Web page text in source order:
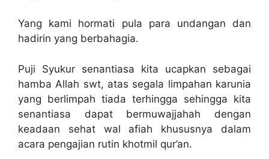
Yang kami hormati pula para undangan dan
hadirin yang berbahagia.
Puji Syukur senantiasa kita ucapkan sebagai
hamba Allah swt, atas segala limpahan karunia
yang berlimpah tiada terhingga sehingga kita
senantiasa dapat bermuwajjahah dengan
keadaan sehat wal afiah khususnya dalam
acara pengajian rutin khotmil qur’an.